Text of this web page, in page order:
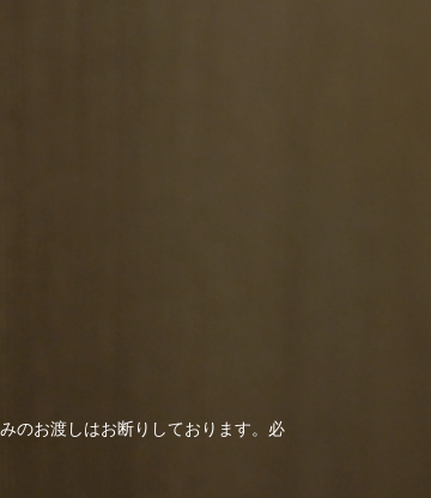
のお渡しはお断りしております。必